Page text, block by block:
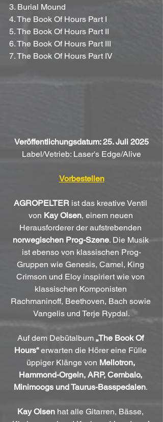
3. Burial Mound
4. The Book Of Hours Part I
5. The Book Of Hours Part II
6. The Book Of Hours Part III
7. The Book Of Hours Part IV
Veröffentlichungsdatum: 25. Juli 2025
Label/Vetrieb: Laser's Edge/Alive
Vorbestellen
AGROPELTER ist das kreative Ventil
von Kay Olsen, einem neuen
Herausforderer der aufstrebenden
norwegischen Prog-Szene. Die Musik
ist ebenso von klassischen Prog-
Gruppen wie Genesis, Camel, King
Crimson und Eloy inspiriert wie von
klassischen Komponisten
Rachmaninoff, Beethoven, Bach sowie
Vangelis und Terje Rypdal.
Auf dem Debütalbum „The Book Of
Hours“ erwarten die Hörer eine Fülle
üppiger Klänge von Mellotron,
Hammond-Orgeln, ARP, Cembalo,
Minimoogs und Taurus-Basspedalen.
Kay Olsen hat alle Gitarren, Bässe,